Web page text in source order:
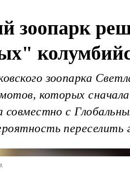
зоопарк
зоопарка
которых
совместно с
переселить